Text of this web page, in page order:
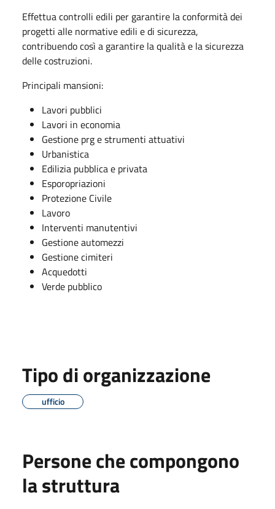
Effettua controlli edili per garantire la conformità dei
progetti alle normative edili e di sicurezza,
contribuendo così a garantire la qualità e la sicurezza
delle costruzioni.
Principali mansioni:
Lavori pubblici
Lavori in economia
Gestione prg e strumenti attuativi
Urbanistica
Edilizia pubblica e privata
Esporopriazioni
Protezione Civile
Lavoro
Interventi manutentivi
Gestione automezzi
Gestione cimiteri
Acquedotti
Verde pubblico
Tipo di organizzazione
ufficio
Persone che compongono
la struttura